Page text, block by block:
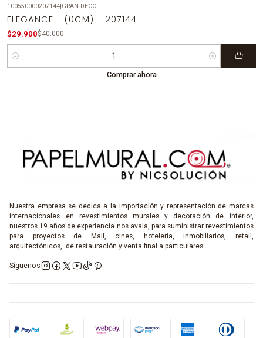
100550000207144|GRAN DECO
ELEGANCE - (0CM) - 207144
$29.900$40.000
Cantidad
Comprar ahora
Nuestra empresa se dedica a la importación y representación de marcas
internacionales en revestimientos murales y decoración de interior,
nuestros 19 años de experiencia nos avala, para suministrar revestimientos
para proyectos de Mall, cines, hotelería, inmobiliarios, retail,
arquitectónicos, de restauración y venta final a particulares.
Síguenos